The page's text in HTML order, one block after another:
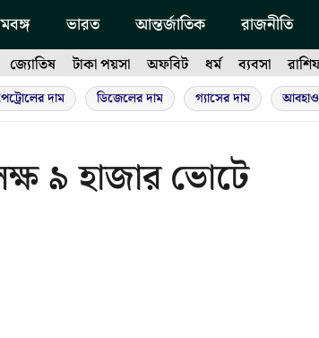
ভারত আন্তর্জাতিক রাজনীতি
জ্যোতিষ টাকা পয়সা অফবিট ধর্ম ব্যবসা
দাম ডিজেলের দাম গ্যাসের দাম
৯ হাজার ভোটে